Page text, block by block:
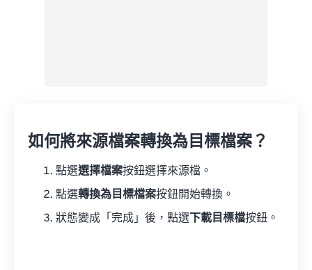
如何將來源檔案轉換為目標檔案？
點選選擇檔案按鈕選擇來源檔。
點選轉換為目標檔案按鈕開始轉換。
狀態變成「完成」後，點選 下載目標檔按鈕。